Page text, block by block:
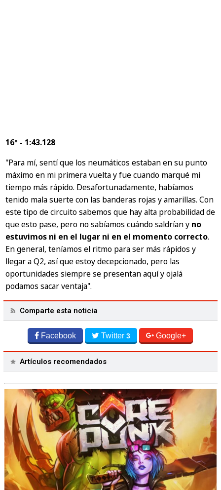
16º - 1:43.128
"Para mí, sentí que los neumáticos estaban en su punto
máximo en mi primera vuelta y fue cuando marqué mi
tiempo más rápido. Desafortunadamente, habíamos
tenido mala suerte con las banderas rojas y amarillas. Con
este tipo de circuito sabemos que hay alta probabilidad de
que esto pase, pero no sabíamos cuándo saldrían y no
estuvimos ni en el lugar ni en el momento correcto.
En general, teníamos el ritmo para ser más rápidos y
llegar a Q2, así que estoy decepcionado, pero las
oportunidades siempre se presentan aquí y ojalá
podamos sacar ventaja".
Comparte esta noticia
Facebook Twitter3 Google+
Artículos recomendados